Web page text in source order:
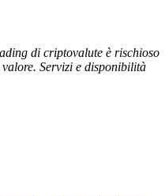
di criptovalute è rischioso
Servizi e disponibilità